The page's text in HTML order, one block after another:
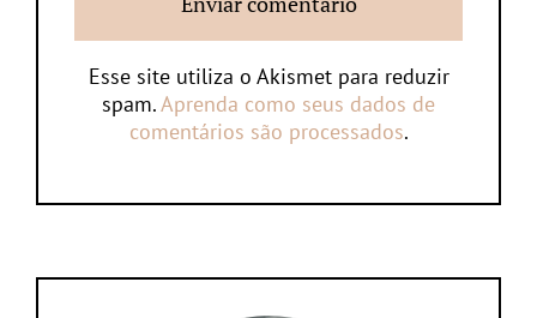
Esse site utiliza o Akismet para reduzir
spam.Aprenda como seus dados de
comentários são processados.